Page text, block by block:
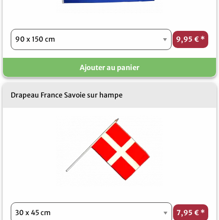
9,95 € *
Ajouter au panier
Drapeau France Savoie sur hampe
7,95 € *